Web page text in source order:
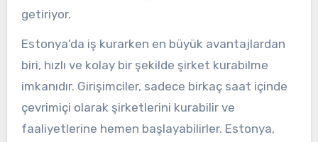
getiriyor.
Estonya'da iş kurarken en büyük avantajlardan
biri, hızlı ve kolay bir şekilde şirket kurabilme
imkanıdır. Girişimciler, sadece birkaç saat içinde
çevrimiçi olarak şirketlerini kurabilir ve
faaliyetlerine hemen başlayabilirler. Estonya,